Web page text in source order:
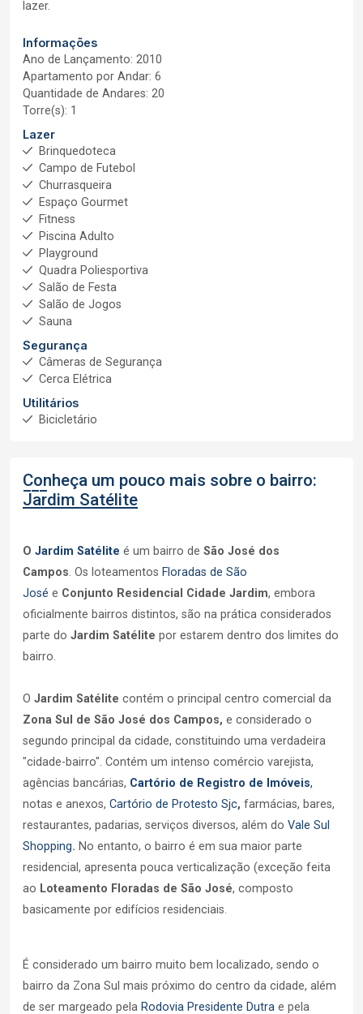
lazer.
Informações
Ano de Lançamento: 2010
Apartamento por Andar: 6
Quantidade de Andares: 20
Torre(s): 1
Lazer
Brinquedoteca
Campo de Futebol
Churrasqueira
Espaço Gourmet
Fitness
Piscina Adulto
Playground
Quadra Poliesportiva
Salão de Festa
Salão de Jogos
Sauna
Segurança
Câmeras de Segurança
Cerca Elétrica
Utilitários
Bicicletário
Conheça um pouco mais sobre o bairro:
Jardim Satélite
O Jardim Satélite é um bairro de São José dos
Campos. Os loteamentos Floradas de São
José e Conjunto Residencial Cidade Jardim, embora
oficialmente bairros distintos, são na prática considerados
parte do Jardim Satélite por estarem dentro dos limites do
bairro.
O Jardim Satélite contém o principal centro comercial da
Zona Sul de São José dos Campos, e considerado o
segundo principal da cidade, constituindo uma verdadeira
"cidade-bairro". Contém um intenso comércio varejista,
agências bancárias, Cartório de Registro de Imóveis,
notas e anexos, Cartório de Protesto Sjc, farmácias, bares,
restaurantes, padarias, serviços diversos, além do Vale Sul
Shopping. No entanto, o bairro é em sua maior parte
residencial, apresenta pouca verticalização (exceção feita
ao Loteamento Floradas de São José, composto
basicamente por edifícios residenciais
É considerado um bairro muito bem localizado, sendo o
bairro da Zona Sul mais próximo do centro da cidade, além
de ser margeado pela Rodovia Presidente Dutra e pela